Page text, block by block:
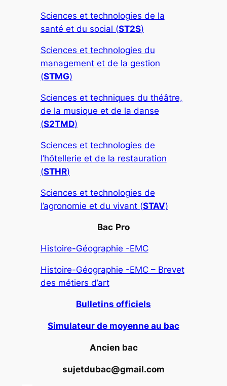
Sciences et technologies de la
santé et du social (ST2S)
Sciences et technologies du
management et de la gestion
(STMG)
Sciences et techniques du théâtre,
de la musique et de la danse
(S2TMD)
Sciences et technologies de
l’hôtellerie et de la restauration
(STHR)
Sciences et technologies de
l’agronomie et du vivant (STAV)
Bac Pro
Histoire-Géographie -EMC
Histoire-Géographie -EMC – Brevet
des métiers d’art
Bulletins officiels
Simulateur de moyenne au bac
Ancien bac
sujetdubac@gmail.com